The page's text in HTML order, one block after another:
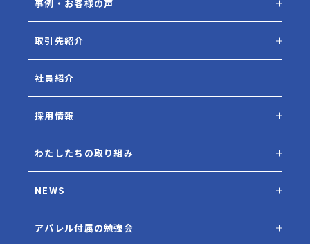
事例・お客様の声
取引先紹介
社員紹介
採用情報
わたしたちの取り組み
NEWS
アパレル付属の勉強会